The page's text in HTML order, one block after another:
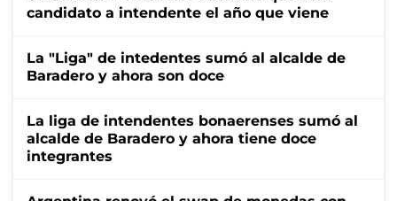
candidato a intendente el año que viene
La "Liga" de intedentes sumó al alcalde de
Baradero y ahora son doce
La liga de intendentes bonaerenses sumó al
alcalde de Baradero y ahora tiene doce
integrantes